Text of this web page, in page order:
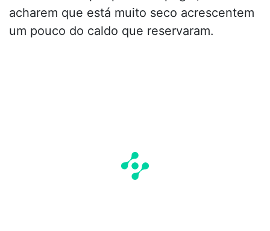
acharem que está muito seco acrescentem
um pouco do caldo que reservaram.